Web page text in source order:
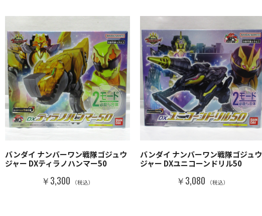
バンダイ ナンバーワン戦隊ゴジュウ
ジャー DXティラノハンマー50
￥3,300 （税込）
バンダイ ナンバーワン戦隊ゴジュウ
ジャー DXユニコーンドリル50
￥3,080 （税込）